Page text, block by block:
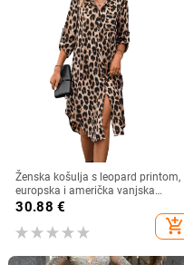
Ženska košulja s leopard printom,
europska i američka vanjska
trgovina, tkana haljina s rukavima i
sedam točaka, široka modna
ženska midi haljina s razdjelnim
30.88 €
add_shopping_cart